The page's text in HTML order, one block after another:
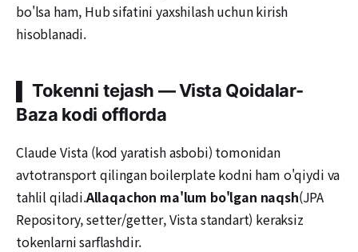
bo'lsa ham, Hub sifatini yaxshilash uchun kirish
hisoblanadi.
▌ Tokenni tejash — Vista Qoidalar-
Baza kodi offlorda
Claude Vista (kod yaratish asbobi) tomonidan
avtotransport qilingan boilerplate kodni ham o'qiydi va
tahlil qiladi.Allaqachon ma'lum bo'lgan naqsh(JPA
Repository, setter/getter, Vista standart) keraksiz
tokenlarni sarflashdir.